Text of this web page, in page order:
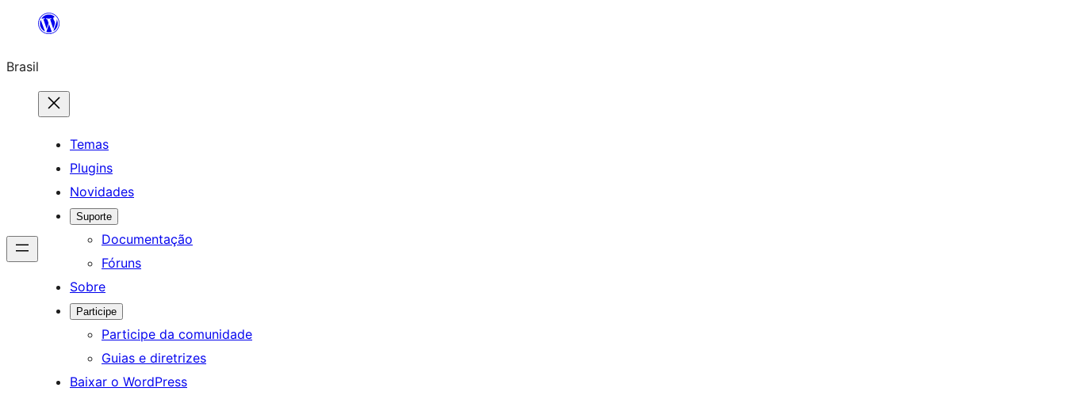
o
conteúdo
Brasil
Temas
Plugins
Novidades
Suporte
Documentação
Fóruns
Sobre
Participe
Participe da comunidade
Guias e diretrizes
Baixar o WordPress